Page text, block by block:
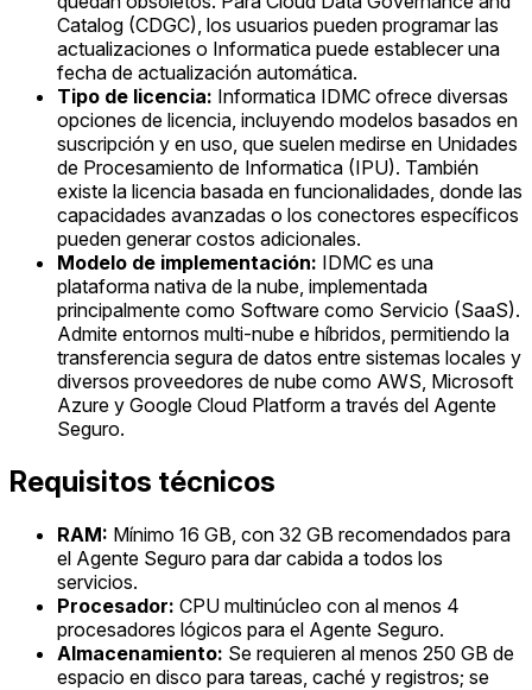
Catalog (CDGC), los usuarios pueden programar las
actualizaciones o Informatica puede establecer una
fecha de actualización automática.
Tipo de licencia: Informatica IDMC ofrece diversas
opciones de licencia, incluyendo modelos basados en
suscripción y en uso, que suelen medirse en Unidades
de Procesamiento de Informatica (IPU). También
existe la licencia basada en funcionalidades, donde las
capacidades avanzadas o los conectores específicos
pueden generar costos adicionales.
Modelo de implementación: IDMC es una
plataforma nativa de la nube, implementada
principalmente como Software como Servicio (SaaS).
Admite entornos multi-nube e híbridos, permitiendo la
transferencia segura de datos entre sistemas locales y
diversos proveedores de nube como AWS, Microsoft
Azure y Google Cloud Platform a través del Agente
Seguro.
Requisitos técnicos
RAM: Mínimo 16 GB, con 32 GB recomendados para
el Agente Seguro para dar cabida a todos los
servicios.
Procesador: CPU multinúcleo con al menos 4
procesadores lógicos para el Agente Seguro.
Almacenamiento: Se requieren al menos 250 GB de
espacio en disco para tareas, caché y registros; se